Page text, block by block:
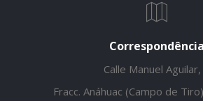
Correspondência
Calle Manuel
Fracc. Anáhuac (Campo de